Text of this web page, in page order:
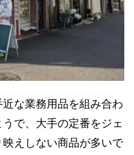
な業務用品を組み合わ
で、大手の定番をジェ
えしない商品が多いで